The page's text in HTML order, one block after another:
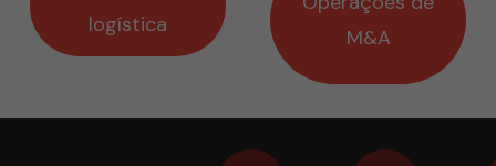
logística
M&A